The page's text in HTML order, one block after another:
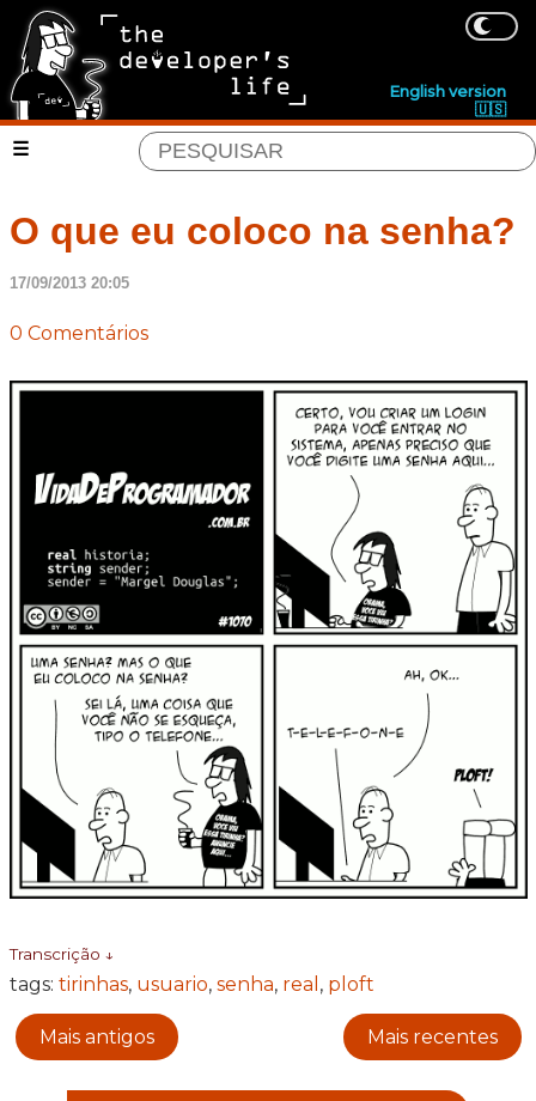
English version
🇺🇸
O que eu coloco na senha?
17/09/2013 20:05
0 Comentários
Transcrição ↓
tags: tirinhas, usuario, senha, real , ploft
Mais antigos Mais recentes